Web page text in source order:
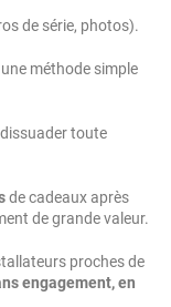
de série, photos).
une méthode simple
toute
de cadeaux après
de grande valeur.
proches de
engagement, en